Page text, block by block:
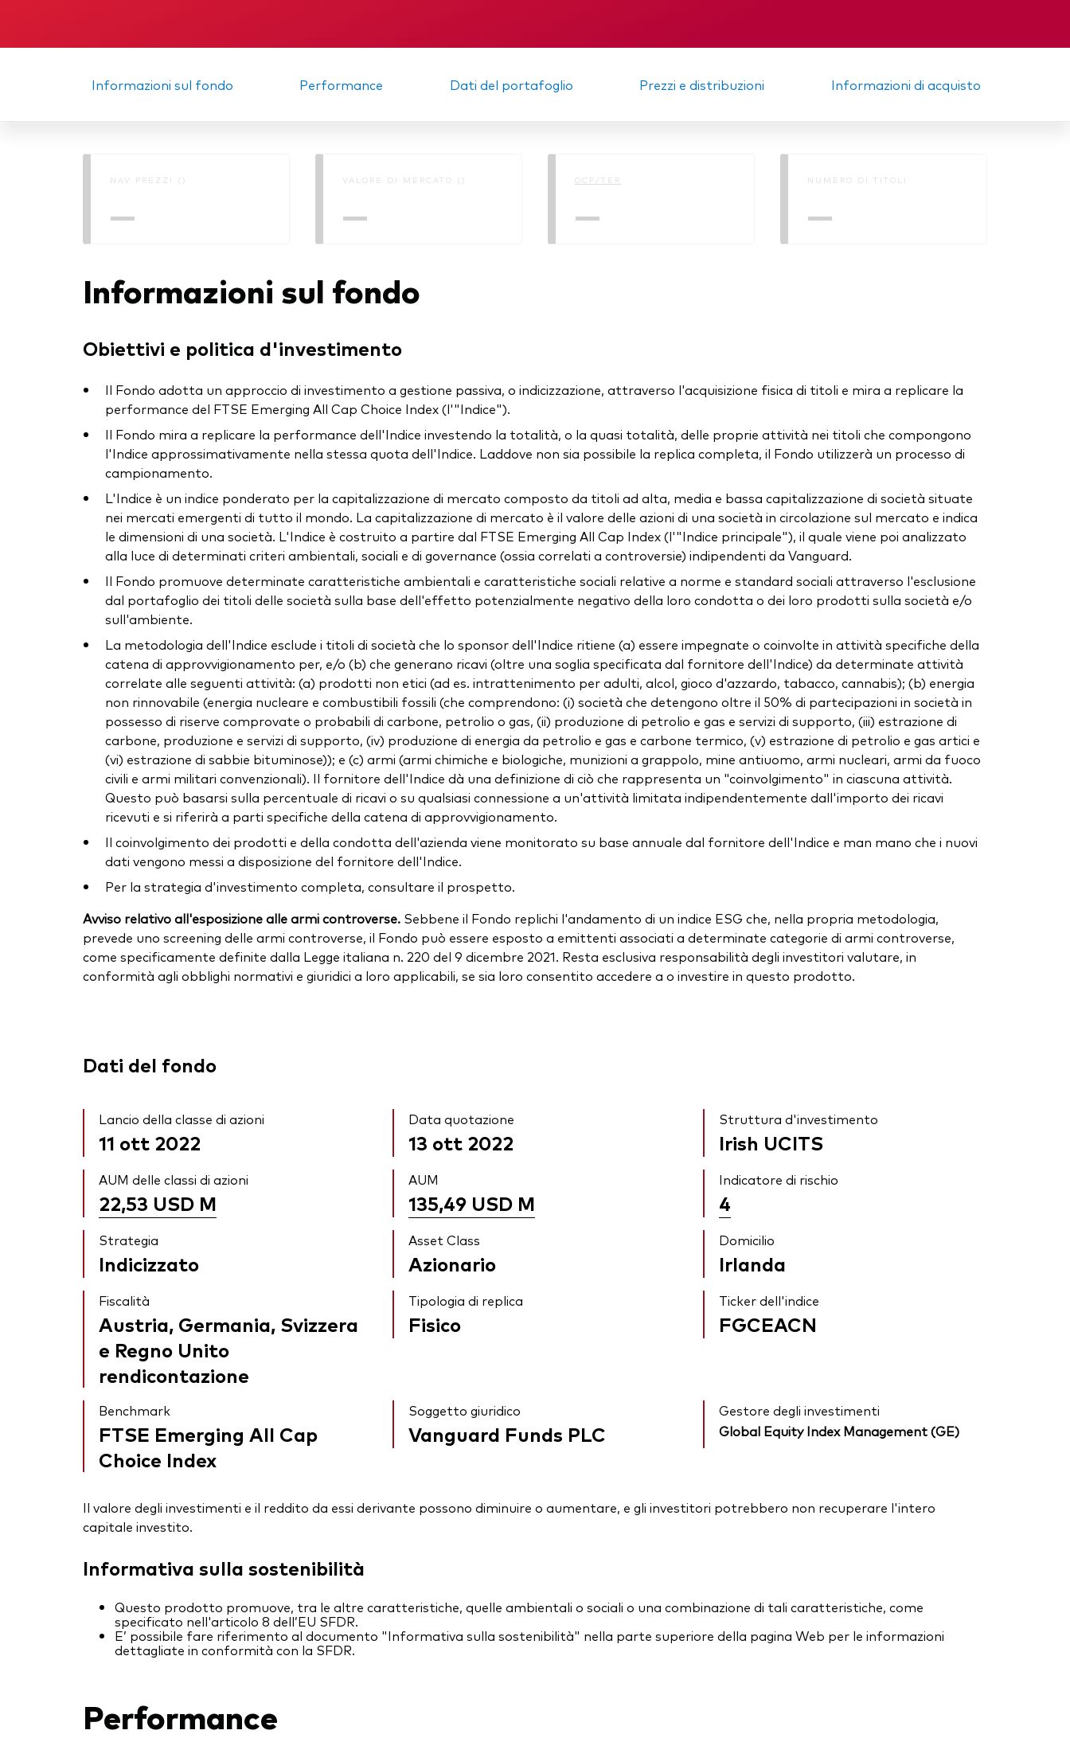
Mercato monetario
Informazioni sul fondo Performance Dati del portafoglio Prezzi e distribuzioni Informazioni di acquisto
NAV PREZZI ()
—
VALORE DI MERCATO ()
—
OCF/TER
—
NUMERO DI TITOLI
—
Informazioni sul fondo
Obiettivi e politica d'investimento
Il Fondo adotta un approccio di investimento a gestione passiva, o indicizzazione, attraverso l'acquisizione fisica di titoli e mira a replicare la
performance del FTSE Emerging All Cap Choice Index (l'"Indice").
Il Fondo mira a replicare la performance dell'Indice investendo la totalità, o la quasi totalità, delle proprie attività nei titoli che compongono
l'Indice approssimativamente nella stessa quota dell'Indice. Laddove non sia possibile la replica completa, il Fondo utilizzerà un processo di
campionamento.
L'Indice è un indice ponderato per la capitalizzazione di mercato composto da titoli ad alta, media e bassa capitalizzazione di società situate
nei mercati emergenti di tutto il mondo. La capitalizzazione di mercato è il valore delle azioni di una società in circolazione sul mercato e indica
le dimensioni di una società. L'Indice è costruito a partire dal FTSE Emerging All Cap Index (l'"Indice principale"), il quale viene poi analizzato
alla luce di determinati criteri ambientali, sociali e di governance (ossia correlati a controversie) indipendenti da Vanguard.
Il Fondo promuove determinate caratteristiche ambientali e caratteristiche sociali relative a norme e standard sociali attraverso l'esclusione
dal portafoglio dei titoli delle società sulla base dell'effetto potenzialmente negativo della loro condotta o dei loro prodotti sulla società e/o
sull'ambiente.
La metodologia dell'Indice esclude i titoli di società che lo sponsor dell'Indice ritiene (a) essere impegnate o coinvolte in attività specifiche della
catena di approvvigionamento per, e/o (b) che generano ricavi (oltre una soglia specificata dal fornitore dell'Indice) da determinate attività
correlate alle seguenti attività: (a) prodotti non etici (ad es. intrattenimento per adulti, alcol, gioco d'azzardo, tabacco, cannabis); (b) energia
non rinnovabile (energia nucleare e combustibili fossili (che comprendono: (i) società che detengono oltre il 50% di partecipazioni in società in
possesso di riserve comprovate o probabili di carbone, petrolio o gas, (ii) produzione di petrolio e gas e servizi di supporto, (iii) estrazione di
carbone, produzione e servizi di supporto, (iv) produzione di energia da petrolio e gas e carbone termico, (v) estrazione di petrolio e gas artici e
(vi) estrazione di sabbie bituminose)); e (c) armi (armi chimiche e biologiche, munizioni a grappolo, mine antiuomo, armi nucleari, armi da fuoco
civili e armi militari convenzionali). Il fornitore dell'Indice dà una definizione di ciò che rappresenta un "coinvolgimento" in ciascuna attività.
Questo può basarsi sulla percentuale di ricavi o su qualsiasi connessione a un'attività limitata indipendentemente dall'importo dei ricavi
ricevuti e si riferirà a parti specifiche della catena di approvvigionamento.
Il coinvolgimento dei prodotti e della condotta dell'azienda viene monitorato su base annuale dal fornitore dell'Indice e man mano che i nuovi
dati vengono messi a disposizione del fornitore dell'Indice.
Per la strategia d'investimento completa, consultare il prospetto.
Avviso relativo all'esposizione alle armi controverse. Sebbene il Fondo replichi l'andamento di un indice ESG che, nella propria metodologia,
prevede uno screening delle armi controverse, il Fondo può essere esposto a emittenti associati a determinate categorie di armi controverse,
come specificamente definite dalla Legge italiana n. 220 del 9 dicembre 2021. Resta esclusiva responsabilità degli investitori valutare, in
conformità agli obblighi normativi e giuridici a loro applicabili, se sia loro consentito accedere a o investire in questo prodotto.
Dati del fondo
Lancio della classe di azioni
11 ott 2022
Data quotazione
13 ott 2022
Struttura d'investimento
Irish UCITS
AUM delle classi di azioni
22,53 USD M
AUM
135,49 USD M
Indicatore di rischio
4
Strategia
Indicizzato
Asset Class
Azionario
Domicilio
Irlanda
Fiscalità
Austria, Germania, Svizzera
e Regno Unito
rendicontazione
Tipologia di replica
Fisico
Ticker dell'indice
FGCEACN
Benchmark
FTSE Emerging All Cap
Choice Index
Soggetto giuridico
Vanguard Funds PLC
Gestore degli investimenti
Global Equity Index Management (GE)
Il valore degli investimenti e il reddito da essi derivante possono diminuire o aumentare, e gli investitori potrebbero non recuperare l'intero
capitale investito.
Informativa sulla sostenibilità
Questo prodotto promuove, tra le altre caratteristiche, quelle ambientali o sociali o una combinazione di tali caratteristiche, come
specificato nell'articolo 8 dell’EU SFDR.
E’ possibile fare riferimento al documento "Informativa sulla sostenibilità" nella parte superiore della pagina Web per le informazioni
dettagliate in conformità con la SFDR.
Performance